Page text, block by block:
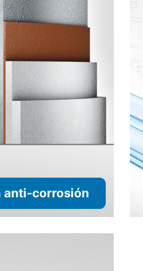
anti-corrosión